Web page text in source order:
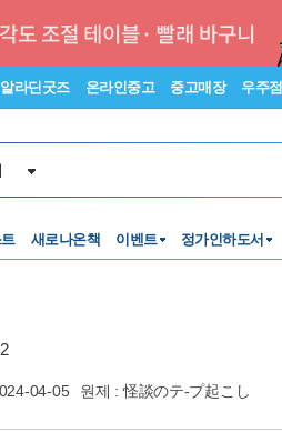
알라딘굿즈 온라인중고 중고매장 우주점
새로나온책 이벤트 정가인하도서
04-05 원제 : 怪談のテ-プ起こし